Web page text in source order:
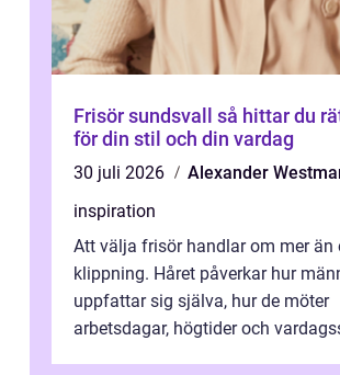
Frisör sundsvall så hittar du rätt salong
för din stil och din vardag
30 juli 2026
Alexander
inspiration
Att välja frisör handlar om mer än
klippning. Håret påverkar hur
uppfattar sig själva, hur de möter
arbetsdagar, högtider och